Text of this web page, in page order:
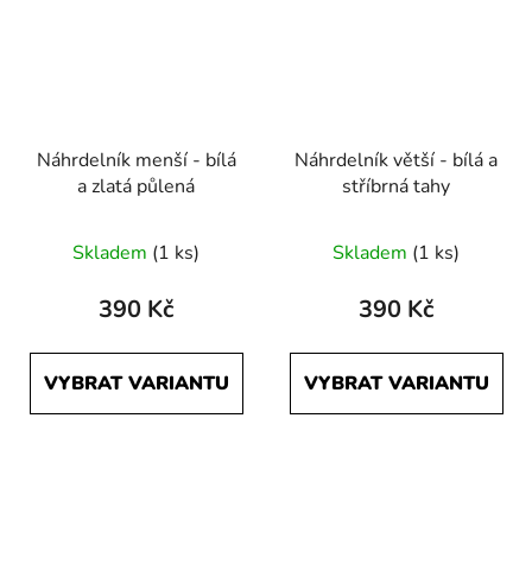
Náhrdelník menší - bílá
a zlatá půlená
Skladem (1 ks)
390 Kč
VYBRAT VARIANTU
Náhrdelník větší - bílá a
stříbrná tahy
Skladem (1 ks)
390 Kč
VYBRAT VARIANTU